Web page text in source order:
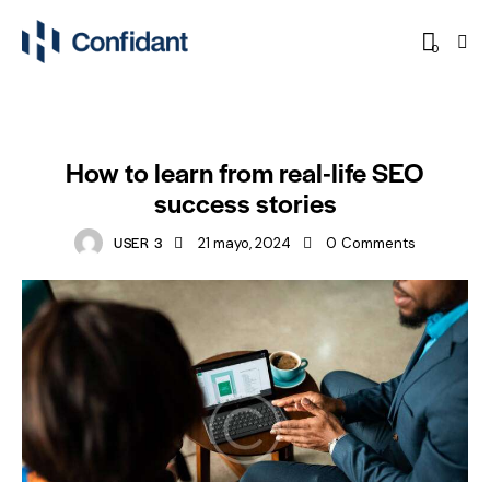
0
How to learn from real-life SEO
success stories
USER 3 21 mayo, 2024 0 Comments